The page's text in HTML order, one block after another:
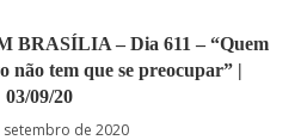
BRASÍLIA – Dia 611 – “Quem
não tem que se preocupar” |
03/09/20
setembro de 2020